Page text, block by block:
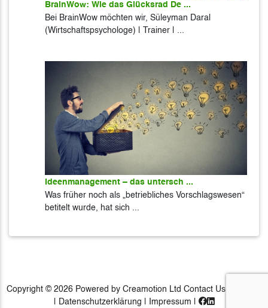
BrainWow: Wie das Glücksrad De ...
Bei BrainWow möchten wir, Süleyman Daral
(Wirtschaftspsychologe) | Trainer | ...
Ideenmanagement – das untersch ...
Was früher noch als „betriebliches Vorschlagswesen“
betitelt wurde, hat sich ...
Copyright © 2026 Powered by Creamotion Ltd Contact Us
Datenschutzerklärung Impressum